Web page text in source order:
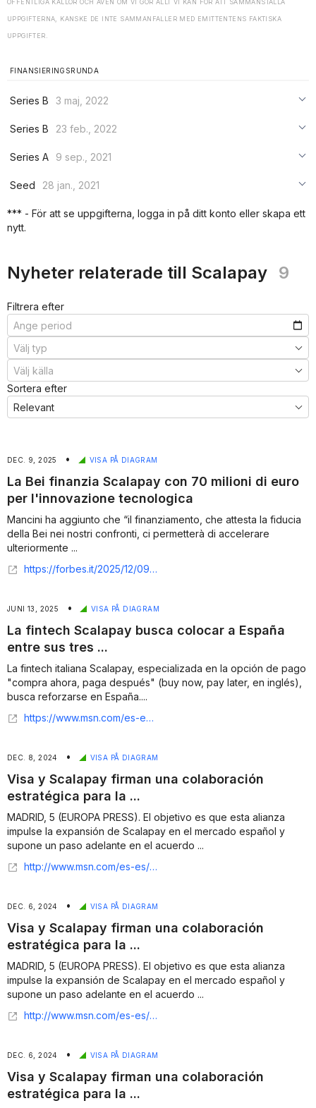
OFFENTLIGA KÄLLOR OCH ÄVEN OM VI GÖR ALLT VI KAN FÖR ATT SAMMANSTÄLLA
UPPGIFTERNA, KANSKE DE INTE SAMMANFALLER MED EMITTENTENS FAKTISKA
UPPGIFTER.
FINANSIERINGSRUNDA
Series B
3 maj, 2022
***
Series B
23 feb., 2022
***
Series A
9 sep., 2021
***
Seed
28 jan., 2021
***
*** - För att se uppgifterna, logga in på ditt konto eller skapa ett
nytt.
Nyheter relaterade till Scalapay 9
Filtrera efter
Sortera efter
DEC. 9, 2025 • VISA PÅ DIAGRAM
La Bei finanzia Scalapay con 70 milioni di euro
per l'innovazione tecnologica
Mancini ha aggiunto che “il finanziamento, che attesta la fiducia
della Bei nei nostri confronti, ci permetterà di accelerare
ulteriormente ...
https://forbes.it/2025/12/09/scalapay-finanziamento-70-milioni-euro-bei
JUNI 13, 2025 • VISA PÅ DIAGRAM
La fintech Scalapay busca colocar a España
entre sus tres ...
La fintech italiana Scalapay, especializada en la opción de pago
"compra ahora, paga después" (buy now, pay later, en inglés),
busca reforzarse en España....
https://www.msn.com/es-es/dinero/empresas/la-fintech-scalapay-busca-colocar-a-espa%C3%B1a-entre-sus-tres-principales-mercados/ar-AA1GkQVq
DEC. 8, 2024 • VISA PÅ DIAGRAM
Visa y Scalapay firman una colaboración
estratégica para la ...
MADRID, 5 (EUROPA PRESS). El objetivo es que esta alianza
impulse la expansión de Scalapay en el mercado español y
supone un paso adelante en el acuerdo ...
http://www.msn.com/es-es/dinero/economia/visa-y-scalapay-firman-una-colaboraci%C3%B3n-estrat%C3%A9gica-para-la-expansi%C3%B3n-de-los-pagos-a-plazos-en-espa%C3%B1a/ar-AA1vjnUU?apiversion=v2&noservercache=1&domshim=1&renderwebcomponents=1&wcseo=1&batchservertelemetry=1&noservertelemetry=1
DEC. 6, 2024 • VISA PÅ DIAGRAM
Visa y Scalapay firman una colaboración
estratégica para la ...
MADRID, 5 (EUROPA PRESS). El objetivo es que esta alianza
impulse la expansión de Scalapay en el mercado español y
supone un paso adelante en el acuerdo ...
http://www.msn.com/es-es/dinero/economia/visa-y-scalapay-firman-una-colaboraci%C3%B3n-estrat%C3%A9gica-para-la-expansi%C3%B3n-de-los-pagos-a-plazos-en-espa%C3%B1a/ar-AA1vjnUU?ocid=finance-verthp-feeds&apiversion=v2&noservercache=1&domshim=1&renderwebcomponents=1&wcseo=1&batchservertelemetry=1&noservertelemetry=1
DEC. 6, 2024 • VISA PÅ DIAGRAM
Visa y Scalapay firman una colaboración
estratégica para la ...